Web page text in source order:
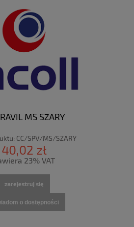
MS SZARY
CC/SPV/MS/SZARY
40,02 zł
23% VAT
zarejestruj się
o dostępności